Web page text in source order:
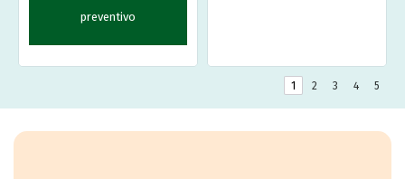
preventivo
1 2 3 4 5